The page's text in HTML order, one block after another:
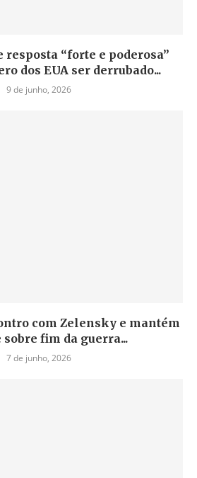
“forte e poderosa”
dos EUA ser derrubado...
9 de junho, 2026
com Zelensky e mantém
sobre fim da guerra...
7 de junho, 2026